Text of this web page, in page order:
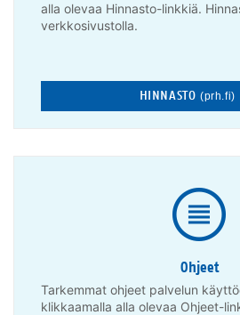
alla olevaa Hinnasto-linkkiä.
verkkosivustolla.
HINNASTO (prh.fi)
Ohjeet
Tarkemmat ohjeet palvelun
klikkaamalla alla olevaa Ohjeet-